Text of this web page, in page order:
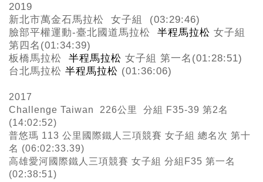
2019
新北市萬金石馬拉松 女子組 (03:29:46)
臉部平權運動-臺北國道馬拉松 半程馬拉松 女子組
第四名(01:34:39)
板橋馬拉松 半程馬拉松 女子組 第一名(01:28:51)
台北馬拉松 半程馬拉松 (01:36:06)
2017
Challenge Taiwan 226公里 分組 F35-39 第2名
(14:02:52)
普悠瑪 113 公里國際鐵人三項競賽 女子組 總名次 第十
名 (06:02:33.39)
高雄愛河國際鐵人三項競賽 女子組 分組F35 第一名
(02:38:51)